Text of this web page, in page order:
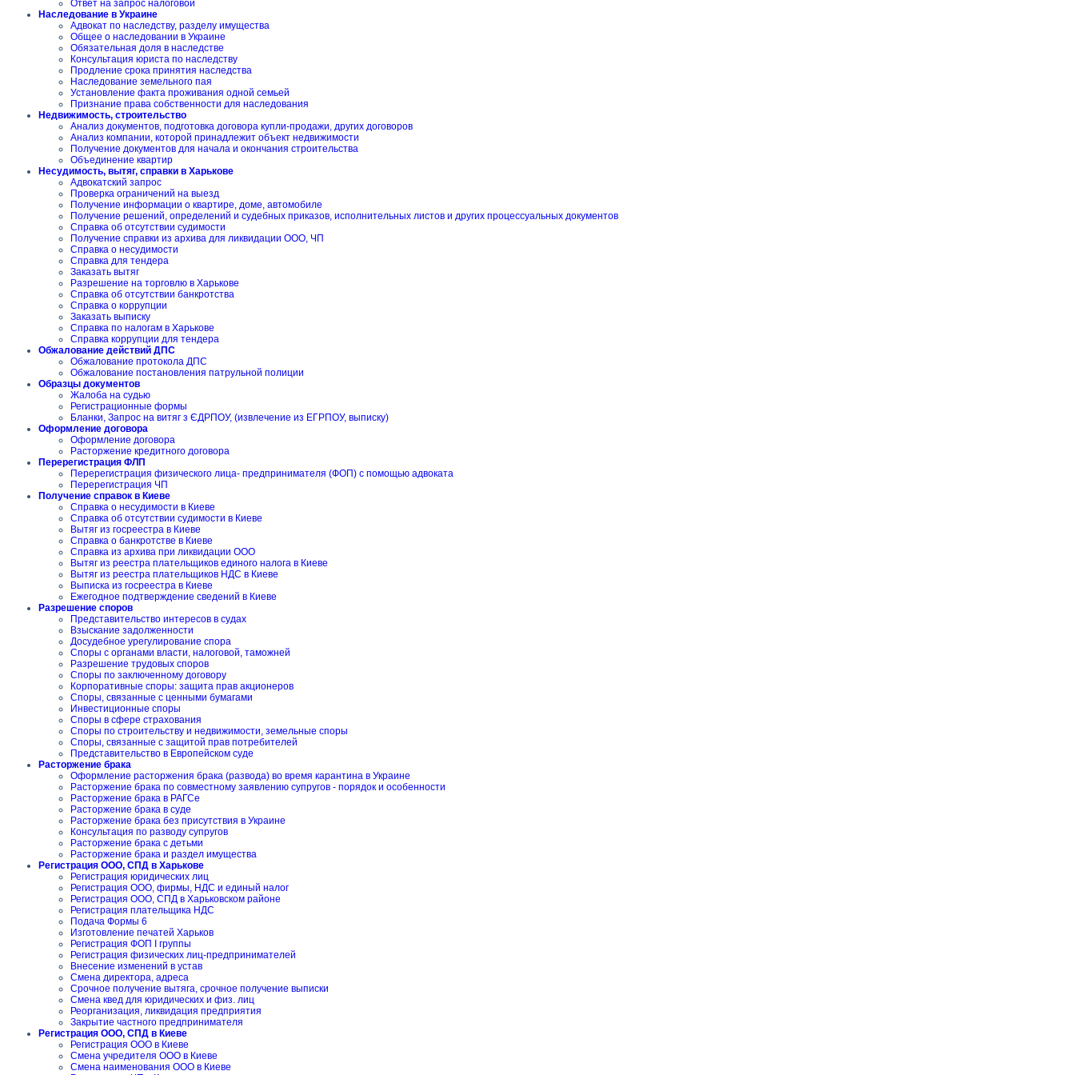
Ответ на запрос налоговой
Наследование в Украине
Адвокат по наследству, разделу имущества
Общее о наследовании в Украине
Обязательная доля в наследстве
Консультация юриста по наследству
Продление срока принятия наследства
Наследование земельного пая
Установление факта проживания одной семьей
Признание права собственности для наследования
Недвижимость, строительство
Анализ документов, подготовка договора купли-продажи, других договоров
Анализ компании, которой принадлежит объект недвижимости
Получение документов для начала и окончания строительства
Объединение квартир
Несудимость, вытяг, справки в Харькове
Адвокатский запрос
Проверка ограничений на выезд
Получение информации о квартире, доме, автомобиле
Получение решений, определений и судебных приказов, исполнительных листов и других процессуальных документов
Справка об отсутствии судимости
Получение справки из архива для ликвидации ООО, ЧП
Справка о несудимости
Справка для тендера
Заказать вытяг
Разрешение на торговлю в Харькове
Справка об отсутствии банкротства
Справка о коррупции
Заказать выписку
Справка по налогам в Харькове
Справка коррупции для тендера
Обжалование действий ДПС
Обжалование протокола ДПС
Обжалование постановления патрульной полиции
Образцы документов
Жалоба на судью
Регистрационные формы
Бланки, Запрос на витяг з ЄДРПОУ, (извлечение из ЕГРПОУ, выписку)
Оформление договора
Оформление договора
Расторжение кредитного договора
Перерегистрация ФЛП
Перерегистрация физического лица- предпринимателя (ФОП) с помощью адвоката
Перерегистрация ЧП
Получение справок в Киеве
Справка о несудимости в Киеве
Справка об отсутствии судимости в Киеве
Вытяг из госреестра в Киеве
Справка о банкротстве в Киеве
Справка из архива при ликвидации ООО
Вытяг из реестра плательщиков единого налога в Киеве
Вытяг из реестра плательщиков НДС в Киеве
Выписка из госреестра в Киеве
Ежегодное подтверждение сведений в Киеве
Разрешение споров
Представительство интересов в судах
Взыскание задолженности
Досудебное урегулирование спора
Споры с органами власти, налоговой, таможней
Разрешение трудовых споров
Споры по заключенному договору
Корпоративные споры: защита прав акционеров
Споры, связанные с ценными бумагами
Инвестиционные споры
Споры в сфере страхования
Споры по строительству и недвижимости, земельные споры
Споры, связанные с защитой прав потребителей
Представительство в Европейском суде
Расторжение брака
Оформление расторжения брака (развода) во время карантина в Украине
Расторжение брака по совместному заявлению супругов - порядок и особенности
Расторжение брака в РАГСе
Расторжение брака в суде
Расторжение брака без присутствия в Украине
Консультация по разводу супругов
Расторжение брака с детьми
Расторжение брака и раздел имущества
Регистрация ООО, СПД в Харькове
Регистрация юридических лиц
Регистрация ООО, фирмы, НДС и единый налог
Регистрация ООО, СПД в Харьковском районе
Регистрация плательщика НДС
Подача Формы 6
Изготовление печатей Харьков
Регистрация ФОП I группы
Регистрация физических лиц-предпринимателей
Внесение изменений в устав
Смена директора, адреса
Срочное получение вытяга, срочное получение выписки
Смена квед для юридических и физ. лиц
Реорганизация, ликвидация предприятия
Закрытие частного предпринимателя
Регистрация ООО, СПД в Киеве
Регистрация ООО в Киеве
Смена учредителя ООО в Киеве
Смена наименования ООО в Киеве